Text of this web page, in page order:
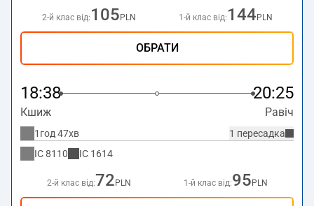
2-й клас від: 105 PLN 1-й клас від: 144 PLN
ОБРАТИ
18:38 20:25
Кшиж Равіч
1 пересадка
1год 47хв
IC8110 IC 1614
2-й клас від:72 PLN 1-й клас від:95 PLN